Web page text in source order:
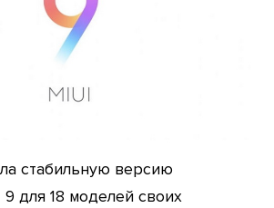
стабильную версию
для 18 моделей своих